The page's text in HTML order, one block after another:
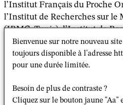
l’Institut Français du Proche
l’Institut de Recherches sur
(IRMC, Tunis), l’Institut de
le Monde Arabe et Musulman
Provence)
Pierre Jean
Bozzo (Univ Roma Tre) lancent
Des Printemps
Bienvenue sur notre nouveau
toujours disponible à l'adresse
pour une durée limitée.
Besoin de plus de contraste ?
Cliquez sur le bouton jaune "Aa"